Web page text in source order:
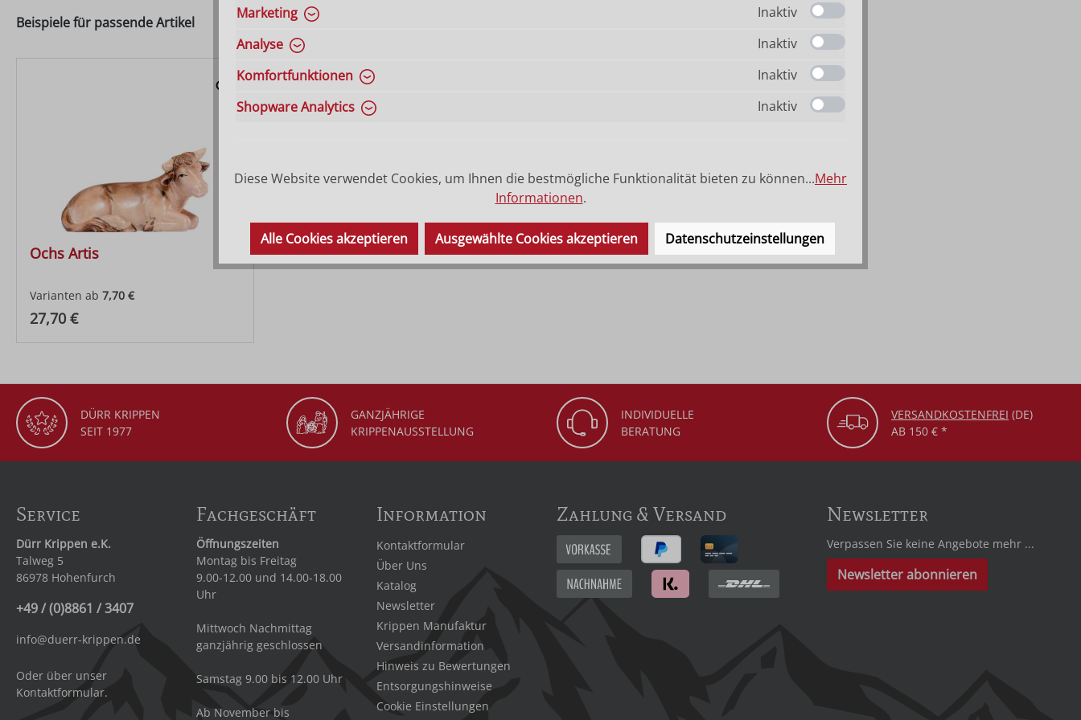
Beispiele für passende Artikel
Ochs Artis
Varianten ab 7,70 €
Regulärer Preis:
27,70 €
DÜRR KRIPPEN
SEIT 1977
GANZJÄHRIGE
KRIPPENAUSSTELLUNG
INDIVIDUELLE
BERATUNG
VERSANDKOSTENFREI (DE)
AB 150 € *
Service
Dürr Krippen e.K.
Talweg 5
86978 Hohenfurch
+49 / (0)8861 / 3407
info@duerr-krippen.de
Oder über unser
Kontaktformular.
Fachgeschäft
Öffnungszeiten
Montag bis Freitag
9.00-12.00 und 14.00-18.00
Uhr
Mittwoch Nachmittag
ganzjährig geschlossen
Samstag 9.00 bis 12.00 Uhr
Ab November bis
Information
Kontaktformular
Über Uns
Katalog
Newsletter
Krippen Manufaktur
Versandinformation
Hinweis zu Bewertungen
Entsorgungshinweise
Cookie Einstellungen
Zahlung & Versand Newsletter
Verpassen Sie keine Angebote mehr ...
Newsletter abonnieren
Marketing
Inaktiv
Analyse
Inaktiv
Komfortfunktionen
Inaktiv
Shopware Analytics
Inaktiv
Diese Website verwendet Cookies, um Ihnen die bestmögliche Funktionalität bieten zu können...Mehr
Informationen.
Alle Cookies akzeptieren Ausgewählte Cookies akzeptieren Datenschutzeinstellungen